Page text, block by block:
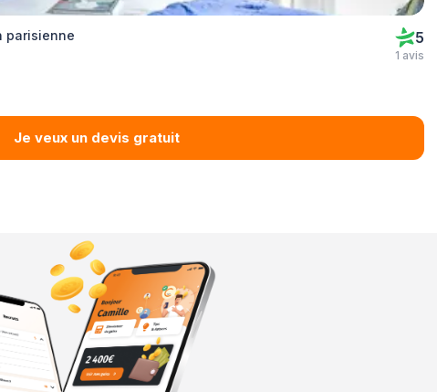
parisienne 5
1 avis
Je veux un devis gratuit